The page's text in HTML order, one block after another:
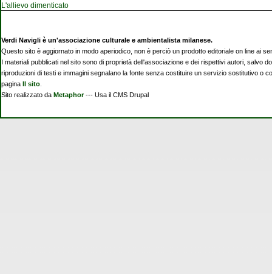
L'allievo dimenticato
Verdi Navigli è un'associazione culturale e ambientalista milanese.
Questo sito è aggiornato in modo aperiodico, non è perciò un prodotto editoriale on line ai
I materiali pubblicati nel sito sono di proprietà dell'associazione e dei rispettivi autori, salvo
riproduzioni di testi e immagini segnalano la fonte senza costituire un servizio sostitutivo o
pagina Il sito
Sito realizzato da Metaphor--- Usa il CMS Drupal